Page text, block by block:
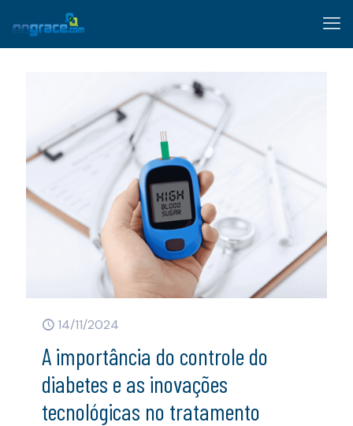
14/11/2024
A importância do controle do
diabetes e as inovações
tecnológicas no tratamento